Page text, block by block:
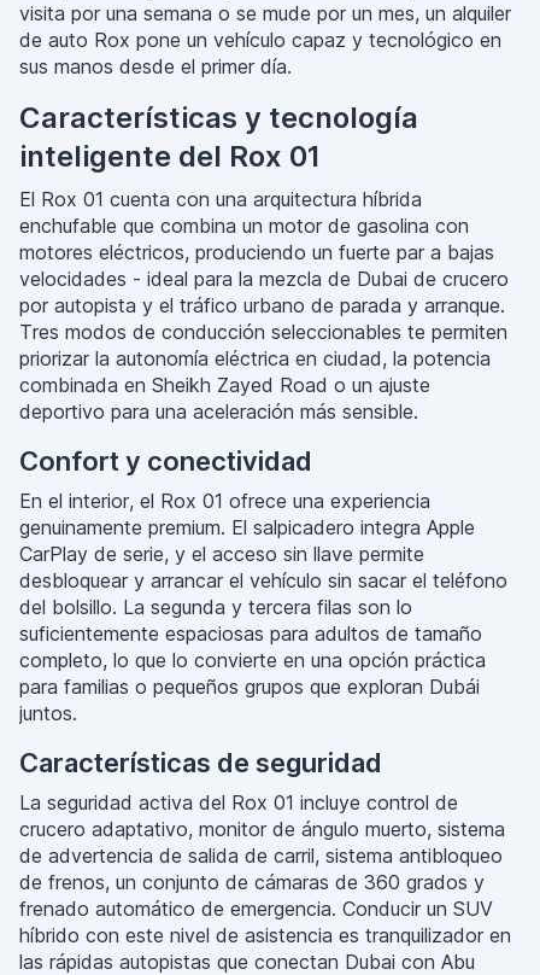
visita por una semana o se mude por un mes, un alquiler
de auto Rox pone un vehículo capaz y tecnológico en
sus manos desde el primer día.
Características y tecnología
inteligente del Rox 01
El Rox 01 cuenta con una arquitectura híbrida
enchufable que combina un motor de gasolina con
motores eléctricos, produciendo un fuerte par a bajas
velocidades - ideal para la mezcla de Dubai de crucero
por autopista y el tráfico urbano de parada y arranque.
Tres modos de conducción seleccionables te permiten
priorizar la autonomía eléctrica en ciudad, la potencia
combinada en Sheikh Zayed Road o un ajuste
deportivo para una aceleración más sensible.
Confort y conectividad
En el interior, el Rox 01 ofrece una experiencia
genuinamente premium. El salpicadero integra Apple
CarPlay de serie, y el acceso sin llave permite
desbloquear y arrancar el vehículo sin sacar el teléfono
del bolsillo. La segunda y tercera filas son lo
suficientemente espaciosas para adultos de tamaño
completo, lo que lo convierte en una opción práctica
para familias o pequeños grupos que exploran Dubái
juntos.
Características de seguridad
La seguridad activa del Rox 01 incluye control de
crucero adaptativo, monitor de ángulo muerto, sistema
de advertencia de salida de carril, sistema antibloqueo
de frenos, un conjunto de cámaras de 360 grados y
frenado automático de emergencia. Conducir un SUV
híbrido con este nivel de asistencia es tranquilizador en
las rápidas autopistas que conectan Dubai con Abu